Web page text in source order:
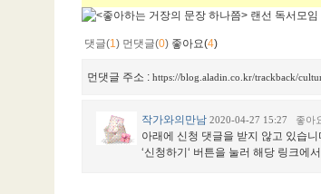
댓글(1) 먼댓글(0) 좋아요(4)
먼댓글 주소 : https://blog.aladin.co.kr/trackback/
작가와의만남 2020-04-27 15:27 좋아
아래에 신청 댓글을 받지 않고 있습니
‘신청하기‘ 버튼을 눌러 해당 링크에